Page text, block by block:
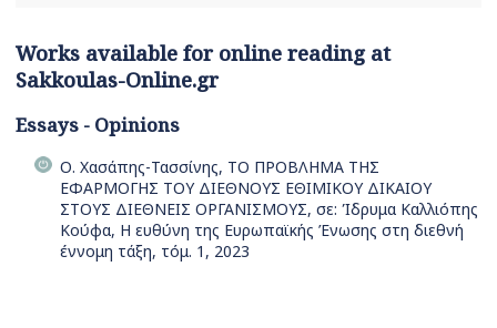
Works available for online reading at
Sakkoulas-Online.gr
Essays - Opinions
Ο. Χασάπης-Τασσίνης, ΤΟ ΠΡΟΒΛΗΜΑ ΤΗΣ
ΕΦΑΡΜΟΓΗΣ ΤΟΥ ΔΙΕΘΝΟΥΣ ΕΘΙΜΙΚΟΥ ΔΙΚΑΙΟΥ
ΣΤΟΥΣ ΔΙΕΘΝΕΙΣ ΟΡΓΑΝΙΣΜΟΥΣ, σε: Ίδρυμα Καλλιόπης
Κούφα, Η ευθύνη της Ευρωπαϊκής Ένωσης στη διεθνή
έννομη τάξη, τόμ. 1, 2023